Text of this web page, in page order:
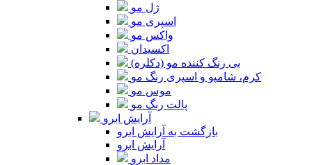
ژل مو
اسپری مو
واکس مو
اکسیدان
بی رنگ کننده مو (دکلره)
کرم، شامپو و اسپری رنگ مو
موس مو
پالت رنگ مو
آرایش ابرو
بازگشت به آرایش ابرو
آرایش ابرو
مداد ابرو